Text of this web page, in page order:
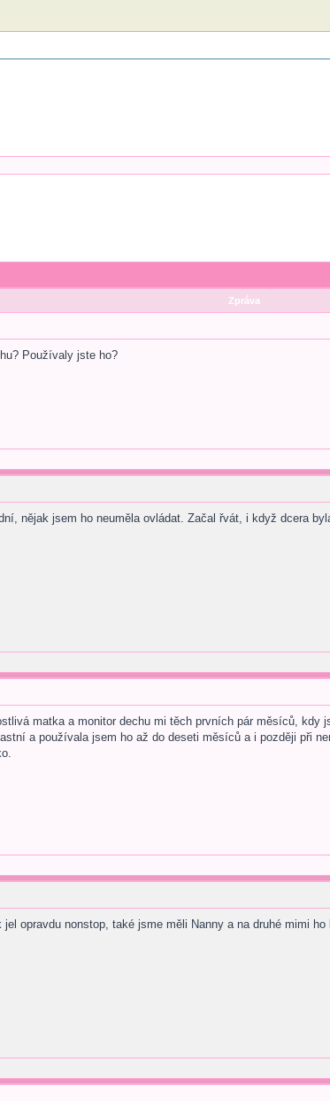
Zpráva
Používaly jste ho?
nějak jsem ho neuměla ovládat. Začal řvát, i když dcera
matka a monitor dechu mi těch prvních pár měsíců,
a používala jsem ho až do deseti měsíců a i později při
opravdu nonstop, také jsme měli Nanny a na druhé mimi